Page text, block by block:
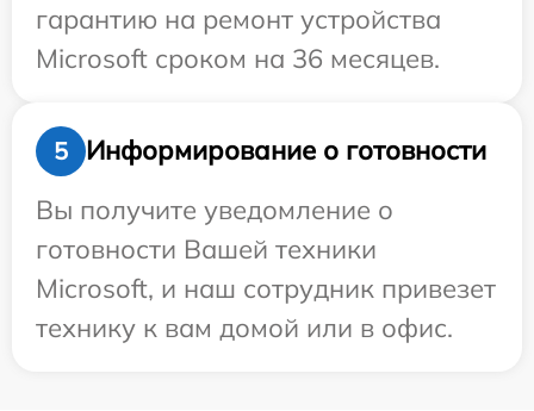
гарантию на ремонт устройства
Microsoft сроком на 36 месяцев.
5
Информирование о готовности
Вы получите уведомление о
готовности Вашей техники
Microsoft, и наш сотрудник привезет
технику к вам домой или в офис.